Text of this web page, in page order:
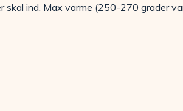
ind. Max varme (250-270 grader